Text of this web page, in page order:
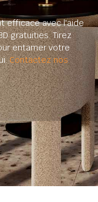
efficace avec l'aide
gratuities. Tirez
entamer votre
Contactez nos